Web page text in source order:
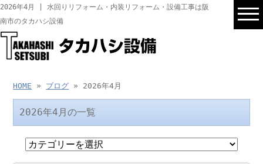
2026年4月 | 水回りリフォーム・内装リフォーム・設備工事は阪
南市のタカハシ設備
HOME » ブログ » 2026年4月
2026年4月の一覧